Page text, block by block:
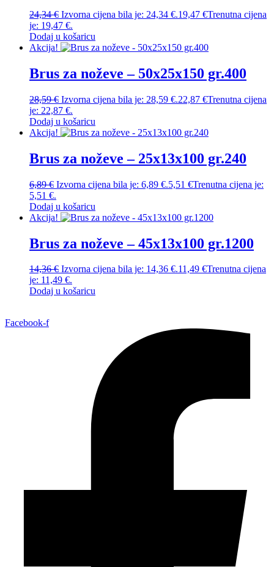
24,34€ Izvorna cijena bila je: 24,34 €.19,47 €Trenutna cijena
je: 19,47 €.
Dodaj u košaricu
Akcija!
Brus za noževe – 50x25x150 gr.400
28,59€ Izvorna cijena bila je: 28,59 €.22,87 €Trenutna cijena
je: 22,87 €.
Dodaj u košaricu
Akcija!
Brus za noževe – 25x13x100 gr.240
6,89€ Izvorna cijena bila je: 6,89 €.5,51 €Trenutna cijena je:
5,51 €.
Dodaj u košaricu
Akcija!
Brus za noževe – 45x13x100 gr.1200
14,36€ Izvorna cijena bila je: 14,36 €.11,49 €Trenutna cijena
je: 11,49 €.
Dodaj u košaricu
Facebook-f